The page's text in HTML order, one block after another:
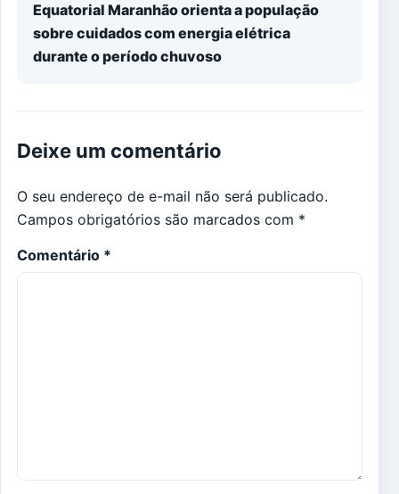
Equatorial Maranhão orienta a população
sobre cuidados com energia elétrica
durante o período chuvoso
Deixe um comentário
O seu endereço de e-mail não será publicado.
Campos obrigatórios são marcados com *
Comentário *